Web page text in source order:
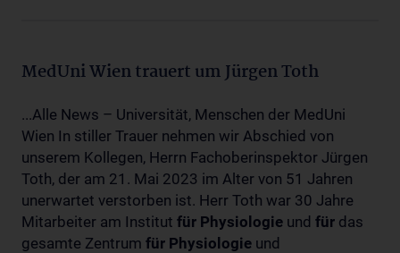
MedUni Wien trauert um Jürgen Toth
...Alle News – Universität, Menschen der MedUni
Wien In stiller Trauer nehmen wir Abschied von
unserem Kollegen, Herrn Fachoberinspektor Jürgen
Toth, der am 21. Mai 2023 im Alter von 51 Jahren
unerwartet verstorben ist. Herr Toth war 30 Jahre
Mitarbeiter am Institut für Physiologie und für das
gesamte Zentrum für Physiologie und